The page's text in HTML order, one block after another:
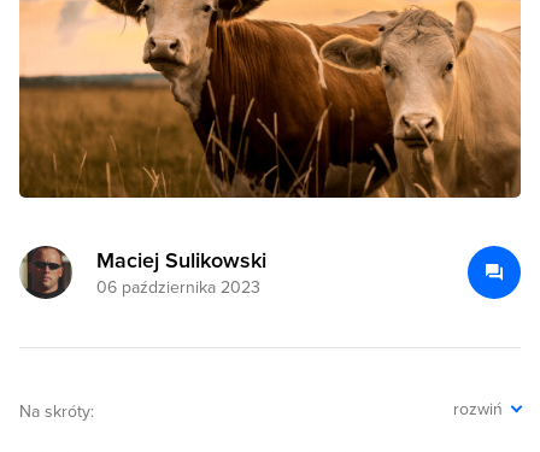
Maciej Sulikowski
06 października 2023
Na skróty: rozwiń